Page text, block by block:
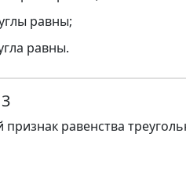
равны;
равны.
равенства